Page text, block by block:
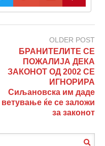
OLDER POST
БРАНИТЕЛИТЕ СЕ
ПОЖАЛИЈА ДЕКА
ЗАКОНОТ ОД 2002 СЕ
ИГНОРИРА
Сиљановска им даде
ветување ќе се заложи
за законот